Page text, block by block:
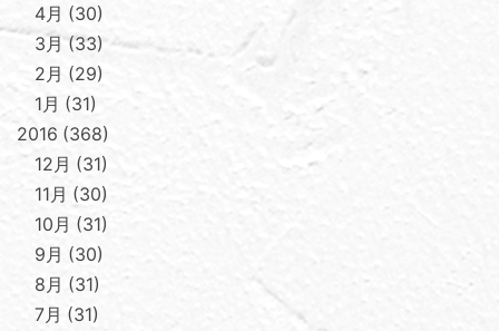
4月
30
3月
33
2月
29
1月
31
2016 368
12月
31
11月
30
10月
31
9月
30
8月
31
7月
31